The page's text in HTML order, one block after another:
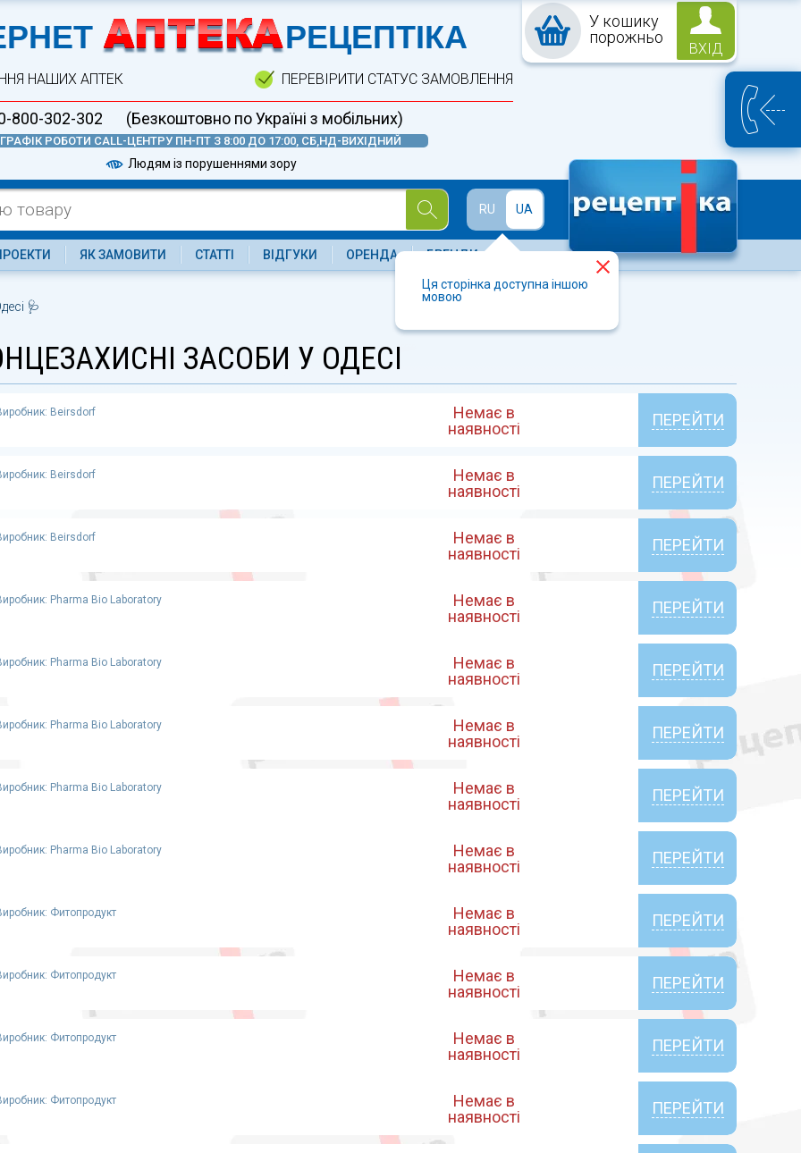
У кошику
порожньо
ВХІД
АПТЕКА
РЕЦЕПТІКА
НАШИХ АПТЕК ПЕРЕВІРИТИ СТАТУС ЗАМОВЛЕННЯ
800-302-302 (Безкоштовно по Україні з мобільних)
ГРАФІК РОБОТИ CALL-ЦЕНТРУ ПН-ПТ З 8:00 ДО 17:00, СБ,НД-ВИХІДНИЙ
Людям із порушеннями зору
RU UA
Ця сторінка доступна іншою
мовою
ЯК ЗАМОВИТИ СТАТТІ ВІДГУКИ ОРЕНДА БРЕНДИ
🩺
ЗАСОБИ У ОДЕСІ
Beirsdorf
Немає в
наявності
ПЕРЕЙТИ
Beirsdorf
Немає в
наявності
ПЕРЕЙТИ
Beirsdorf
Немає в
наявності
ПЕРЕЙТИ
Pharma Bio Laboratory
Немає в
наявності
ПЕРЕЙТИ
Pharma Bio Laboratory
Немає в
наявності
ПЕРЕЙТИ
Pharma Bio Laboratory
Немає в
наявності
ПЕРЕЙТИ
Pharma Bio Laboratory
Немає в
наявності
ПЕРЕЙТИ
Pharma Bio Laboratory
Немає в
наявності
ПЕРЕЙТИ
Фитопродукт
Немає в
наявності
ПЕРЕЙТИ
Фитопродукт
Немає в
наявності
ПЕРЕЙТИ
Фитопродукт
Немає в
наявності
ПЕРЕЙТИ
Фитопродукт
Немає в
наявності
ПЕРЕЙТИ